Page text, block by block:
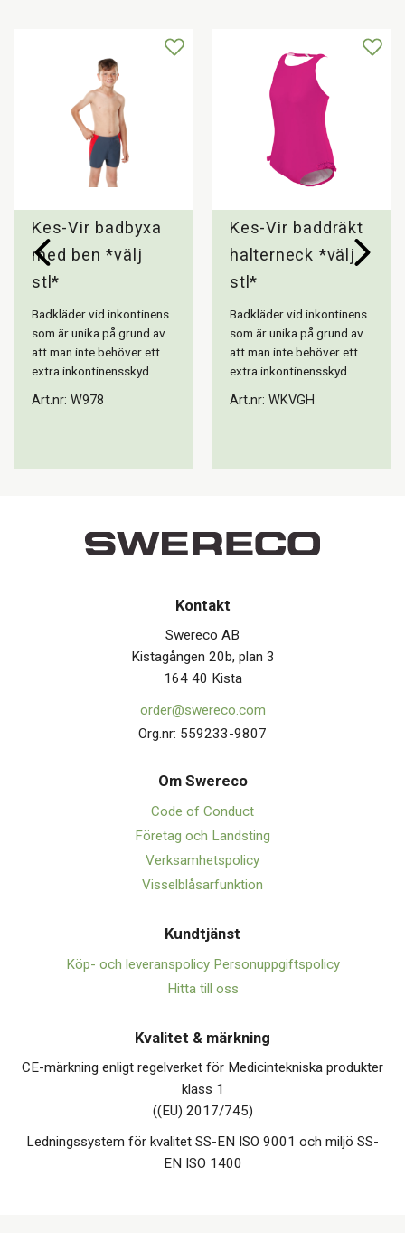
Kes-Vir badbyxa
med ben *välj
stl*
Badkläder vid inkontinens
som är unika på grund av
att man inte behöver ett
extra inkontinensskyd
Art.nr: W978
Kes-Vir baddräkt
halterneck *välj
stl*
Badkläder vid inkontinens
som är unika på grund av
att man inte behöver ett
extra inkontinensskyd
Art.nr: WKVGH
Kontakt
Swereco AB
Kistagången 20b, plan 3
164 40 Kista
order@swereco.com
Org.nr: 559233-9807
Om Swereco
Code of Conduct
Företag och Landsting
Verksamhetspolicy
Visselblåsarfunktion
Kundtjänst
Köp- och leveranspolicy Personuppgiftspolicy
Hitta till oss
Kvalitet & märkning
CE-märkning enligt regelverket för Medicintekniska produkter
klass 1
((EU) 2017/745)
Ledningssystem för kvalitet SS-EN ISO 9001 och miljö SS-
EN ISO 1400